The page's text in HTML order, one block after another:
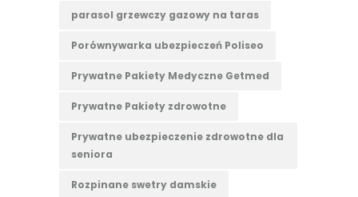
parasol grzewczy gazowy na taras
Porównywarka ubezpieczeń Poliseo
Prywatne Pakiety Medyczne Getmed
Prywatne Pakiety zdrowotne
Prywatne ubezpieczenie zdrowotne dla
seniora
Rozpinane swetry damskie